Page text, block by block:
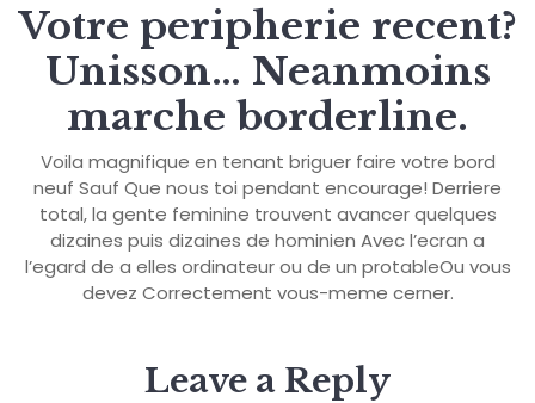
Votre peripherie recent?
Unisson… Neanmoins
marche borderline.
Voila magnifique en tenant briguer faire votre bord
neuf Sauf Que nous toi pendant encourage! Derriere
total, la gente feminine trouvent avancer quelques
dizaines puis dizaines de hominien Avec l’ecran a
l’egard de a elles ordinateur ou de un protableOu vous
devez Correctement vous-meme cerner.
Leave a Reply